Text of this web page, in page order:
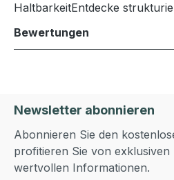
HaltbarkeitEntdecke
Bewertungen
Newsletter abonnieren
Abonnieren Sie den
profitieren Sie von exklusiven
wertvollen Informationen.